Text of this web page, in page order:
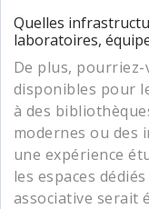
Quelles
laboratoires,
De plus,
disponibles pour
à des
modernes ou des
une expérience
les espaces
associative serait